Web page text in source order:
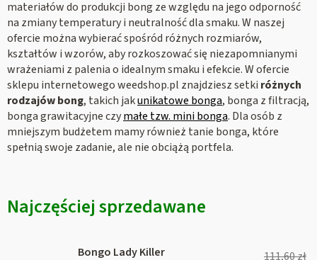
materiałów do produkcji bong ze względu na jego odporność
na zmiany temperatury i neutralność dla smaku. W naszej
ofercie można wybierać spośród różnych rozmiarów,
kształtów i wzorów, aby rozkoszować się niezapomnianymi
wrażeniami z palenia o idealnym smaku i efekcie. W ofercie
sklepu internetowego weedshop.pl znajdziesz setki różnych
rodzajów bong, takich jakunikatowe bonga, bonga z filtracją,
bonga grawitacyjne czymałe tzw. mini bonga. Dla osób z
mniejszym budżetem mamy również tanie bonga, które
spełnią swoje zadanie, ale nie obciążą portfela.
Najczęściej sprzedawane
Bongo Lady Killer
111,60 zł